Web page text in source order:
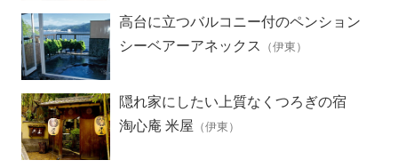
高台に立つバルコニー付のペンション
シーベアーアネックス
（伊東）
隠れ家にしたい上質なくつろぎの宿
淘心庵 米屋 （伊東）